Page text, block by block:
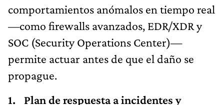
comportamientos anómalos en tiempo real
—como firewalls avanzados, EDR/XDR y
SOC (Security Operations Center)—
permite actuar antes de que el daño se
propague.
Plan de respuesta a incidentes y